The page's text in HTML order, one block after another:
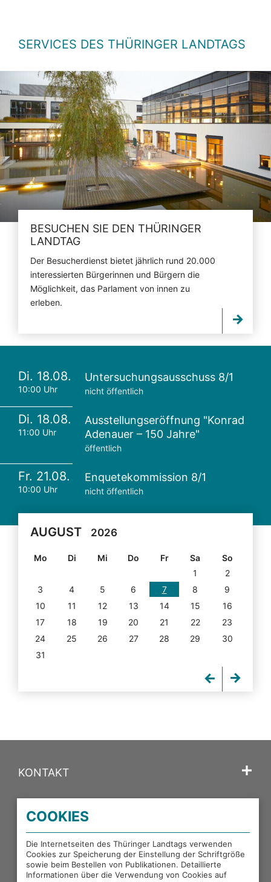
SERVICES DES THÜRINGER LANDTAGS
BESUCHEN SIE DEN THÜRINGER
LANDTAG
Der Besucherdienst bietet jährlich rund 20.000
interessierten Bürgerinnen und Bürgern die
Möglichkeit, das Parlament von innen zu
erleben.
Di. 18.08.
10:00 Uhr
Untersuchungsausschuss 8/1
nicht öffentlich
Di. 18.08.
11:00 Uhr
Ausstellungseröffnung "Konrad
Adenauer – 150 Jahre"
öffentlich
Fr. 21.08.
10:00 Uhr
Enquetekommission 8/1
nicht öffentlich
AUGUST 2026
Mo Di Mi Do Fr Sa
So
1
2
3
4 5 6 7 8
9
10
11 12 13 14 15
16
17
18 19 20 21 22
23
24
25 26 27 28 29
30
31
KONTAKT
PORTALE DES THÜRINGER LANDTAGS
EXTERNE LINKS
COOKIES
Die Internetseiten des Thüringer Landtags verwenden
Cookies zur Speicherung der Einstellung der Schriftgröße
sowie beim Bestellen von Publikationen. Detaillierte
Informationen über die Verwendung von Cookies auf